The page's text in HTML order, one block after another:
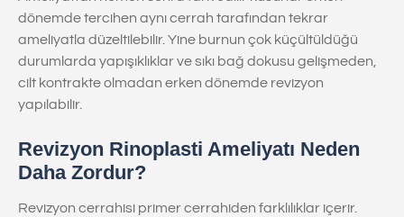
dönemde tercihen aynı cerrah tarafından tekrar
ameliyatla düzeltilebilir. Yine burnun çok küçültüldüğü
durumlarda yapışıklıklar ve sıkı bağ dokusu gelişmeden,
cilt kontrakte olmadan erken dönemde revizyon
yapılabilir.
Revizyon Rinoplasti Ameliyatı Neden
Daha Zordur?
Revizyon cerrahisi primer cerrahiden farklılıklar içerir.